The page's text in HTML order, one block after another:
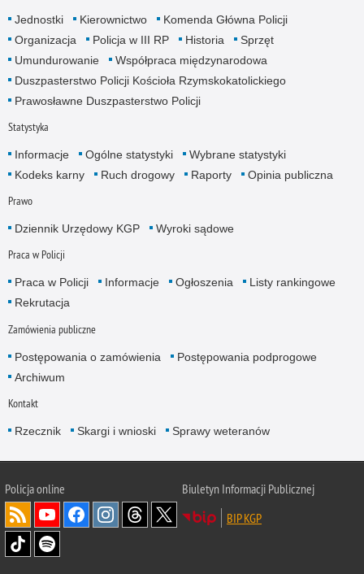
Jednostki Kierownictwo
Komenda Główna Policji
Organizacja
Policja w III RP Historia
Sprzęt
Umundurowanie
Współpraca międzynarodowa
Duszpasterstwo Policji Kościoła Rzymskokatolickiego
Prawosławne Duszpasterstwo Policji
Statystyka
Informacje Ogólne statystyki
Wybrane statystyki
Kodeks karny
Ruch drogowy Raporty Opinia publiczna
Prawo
Dziennik Urzędowy KGP Wyroki sądowe
Praca w Policji
Praca w Policji Informacje Ogłoszenia
Listy rankingowe
Rekrutacja
Zamówienia publiczne
Postępowania o zamówienia
Postępowania podprogowe
Archiwum
Kontakt
Rzecznik Skargi i wnioski Sprawy weteranów
Policjaonline
Biuletyn Informacji Publicznej
BIP KGP